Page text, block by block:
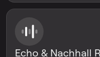
Echo & Nachhall